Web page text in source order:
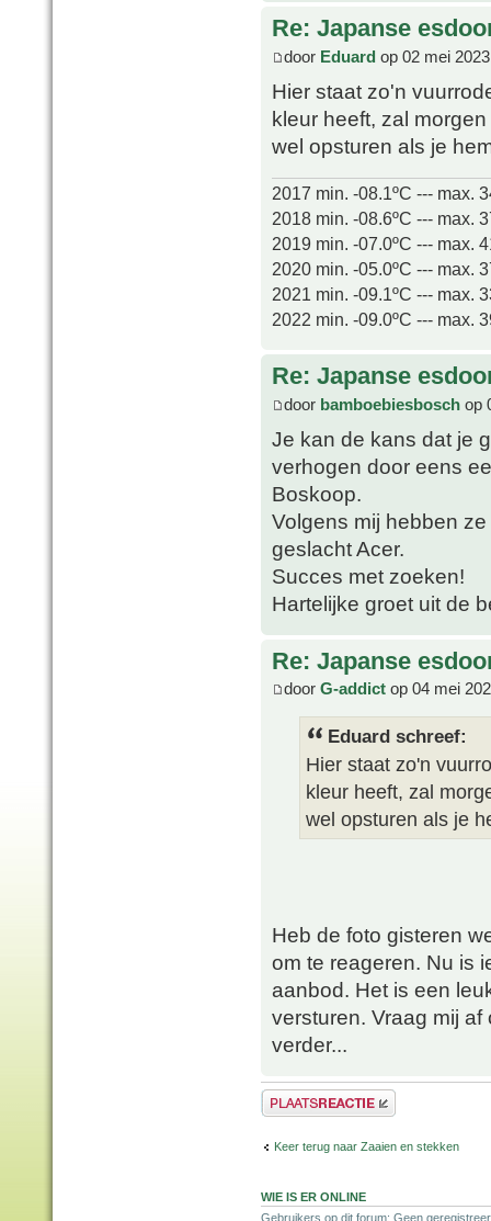
Re: Japanse
door Eduard op 02 mei
Hier staat zo'n
kleur heeft, zal
wel opsturen als je
2017 min. -08.1ºC --- max.
2018 min. -08.6ºC --- max.
2019 min. -07.0ºC --- max.
2020 min. -05.0ºC --- max.
2021 min. -09.1ºC --- max.
2022 min. -09.0ºC --- max.
Re: Japanse
door bamboebiesbosch op
Je kan de kans dat je
verhogen door eens
Boskoop.
Volgens mij hebben
geslacht Acer.
Succes met zoeken!
Hartelijke groet uit de
Re: Japanse
door G-addict op 04 mei
Eduard schreef:
Hier staat zo'n
kleur heeft, zal
wel opsturen als je
Heb de foto gisteren
om te reageren. Nu is
aanbod. Het is een
versturen. Vraag mij
verder...
Plaats een reactie
Keer terug naar Zaaien en stekken
WIE IS ER ONLINE
Gebruikers op dit forum: Geen